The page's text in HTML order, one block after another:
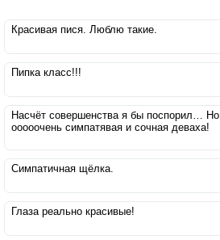
Красивая пися. Люблю такие.
Пипка класс!!!
Насчёт совершенства я бы поспорил… Но
ооооочень симпатявая и сочная деваха!
Симпатичная щёлка.
Глаза реально красивые!